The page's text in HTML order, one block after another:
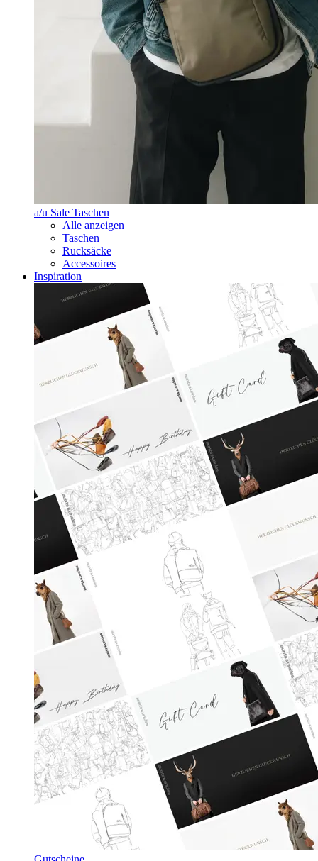
a/u Sale Taschen
Alle anzeigen
Taschen
Rucksäcke
Accessoires
Inspiration